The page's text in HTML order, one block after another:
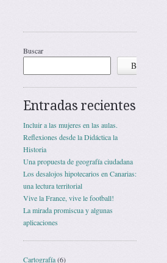
Buscar
Buscar
Entradas recientes
Incluir a las mujeres en las aulas.
Reflexiones desde la Didáctica la
Historia
Una propuesta de geografía ciudadana
Los desalojos hipotecarios en Canarias:
una lectura territorial
Vive la France, vive le football!
La mirada promiscua y algunas
aplicaciones
Cartografía(6)